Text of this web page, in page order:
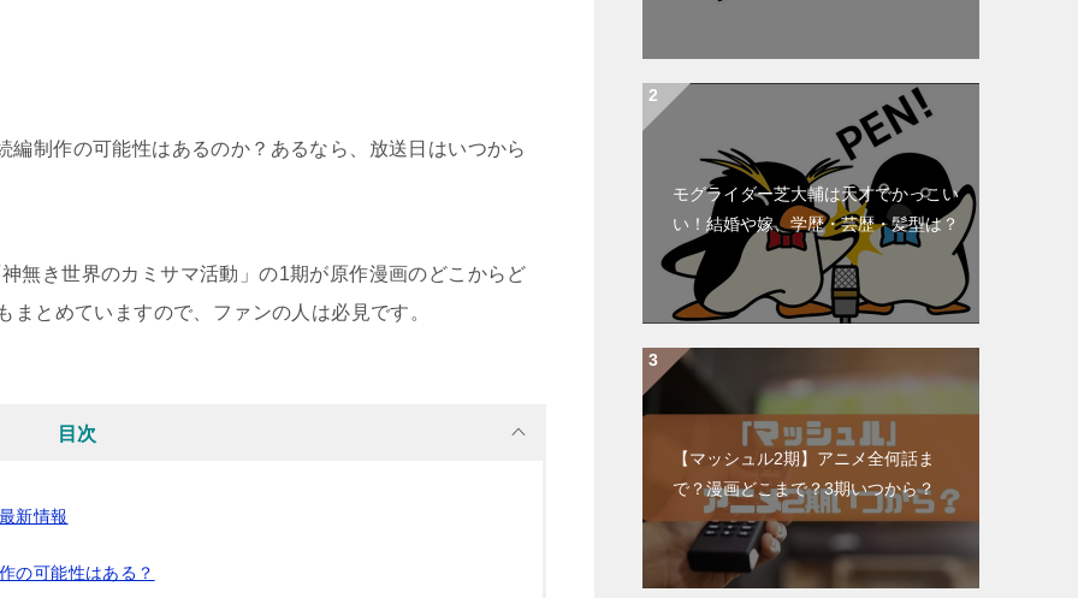
制作の可能性はあるのか？あるなら、放送日はいつから
無き世界のカミサマ活動」の1期が原作漫画のどこからど
とめていますので、ファンの人は必見です。
目次
新情報
の可能性はある？
モグライダー芝大輔は天才でかっこい
い！結婚や嫁、学歴・芸歴・髪型は？
【マッシュル2期】アニメ全何話ま
で？漫画どこまで？3期いつから？